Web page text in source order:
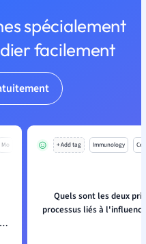
spécialement
facilement
Mo + Add tag Immunology
Quels sont les deux
processus liés à